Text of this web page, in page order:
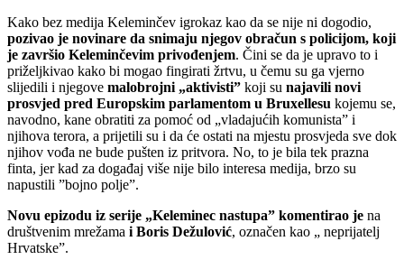
Kako bez medija Keleminčev igrokaz kao da se nije ni dogodio,
pozivao je novinare da snimaju njegov obračun s policijom, koji
je završio Keleminčevim privođenjem. Čini se da je upravo to i
priželjkivao kako bi mogao fingirati žrtvu, u čemu su ga vjerno
slijedili i njegove malobrojni „aktivisti” koji su najavili novi
prosvjed pred Europskim parlamentom u Bruxellesu kojemu se,
navodno, kane obratiti za pomoć od „vladajućih komunista” i
njihova terora, a prijetili su i da će ostati na mjestu prosvjeda sve dok
njihov vođa ne bude pušten iz pritvora. No, to je bila tek prazna
finta, jer kad za događaj više nije bilo interesa medija, brzo su
napustili ”bojno polje”.
Novu epizodu iz serije „Keleminec nastupa” komentirao je na
društvenim mrežama i Boris Dežulović, označen kao „ neprijatelj
Hrvatske”.